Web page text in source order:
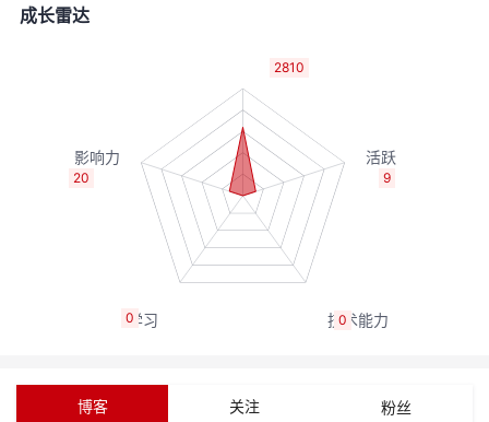
者
我
成长雷达
2810
9
0
0
20
博客 关注 粉丝